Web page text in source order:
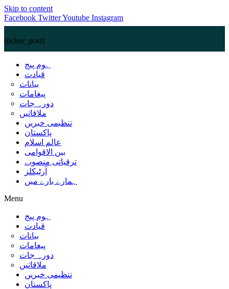
Skip to content
Facebook TwitterYoutube Instagram
[ticker_post]
ہوم پیج
قیادت
بیانات
پیغامات
دورہ جات
ملاقاتیں
تنظیمی خبریں
پاکستان
عالم اسلام
بین الاقوامی
ترقیاتی منصوبے
آرٹیکلز
ہمارے بارے میں
Menu
ہوم پیج
قیادت
بیانات
پیغامات
دورہ جات
ملاقاتیں
تنظیمی خبریں
پاکستان